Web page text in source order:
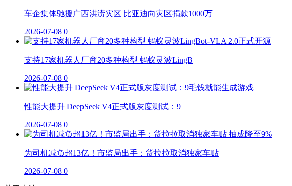
车企集体驰援广西洪涝灾区 比亚迪向灾区捐款1000万
2026-07-08 0
支持17家机器人厂商20多种构型 蚂蚁灵波LingB
2026-07-08 0
性能大提升 DeepSeek V4正式版灰度测试：9
2026-07-08 0
为司机减负超13亿！市监局出手：货拉拉取消独家车贴
2026-07-08 0